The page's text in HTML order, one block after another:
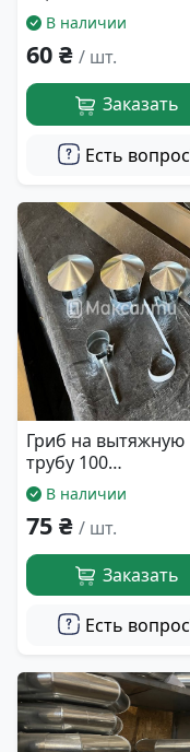
В наличии
60 ₴ / шт.
Заказать
Есть
Гриб на вытяжную
трубу 100
оцинкованный
В наличии
75 ₴ / шт.
Заказать
Есть